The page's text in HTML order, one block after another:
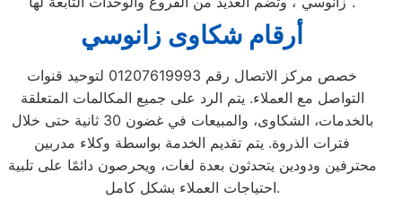
أرقام شكاوى زانوسي
خصص مركز الاتصال رقم 01207619993 لتوحيد قنوات
التواصل مع العملاء. يتم الرد على جميع المكالمات المتعلقة
بالخدمات، الشكاوى، والمبيعات في غضون 30 ثانية حتى خلال
فترات الذروة. يتم تقديم الخدمة بواسطة وكلاء مدربين
محترفين ودودين يتحدثون بعدة لغات، ويحرصون دائمًا على تلبية
احتياجات العملاء بشكل كامل.